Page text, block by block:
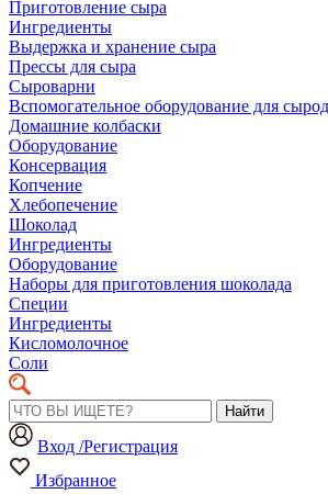
Приготовление сыра
Ингредиенты
Выдержка и хранение сыра
Прессы для сыра
Сыроварни
Вспомогательное оборудование для
Домашние колбаски
Оборудование
Консервация
Копчение
Хлебопечение
Шоколад
Ингредиенты
Оборудование
Наборы для приготовления шоколада
Специи
Ингредиенты
Кисломолочное
Соли
Найти
Вход /Регистрация
Избранное